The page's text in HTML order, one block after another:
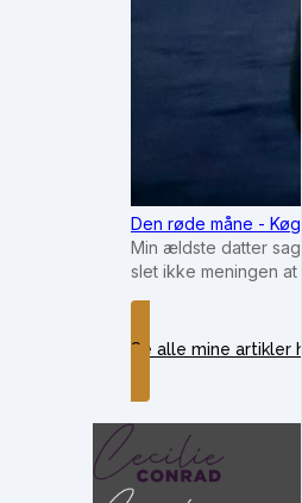
Den røde måne -
Min ældste datter
slet ikke meningen
Se alle mine artikler